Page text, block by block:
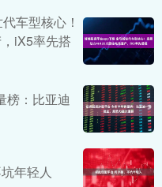
车型核心！
iX5率先搭
榜：比亚迪
年轻人